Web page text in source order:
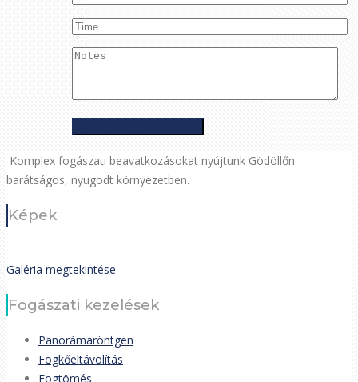
Komplex fogászati beavatkozásokat nyújtunk Gödöllőn
barátságos, nyugodt környezetben.
Képek
Galéria megtekintése
Fogászati kezelések
Panorámaröntgen
Fogkőeltávolítás
Fogtömés